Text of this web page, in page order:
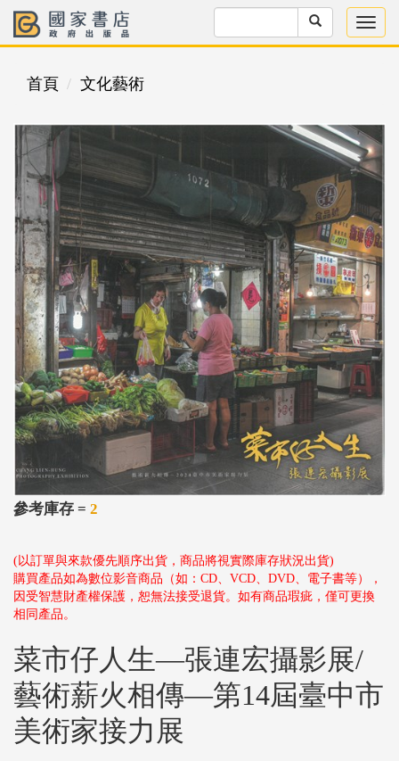
首頁 文化藝術
參考庫存 = 2
(以訂單與來款優先順序出貨，商品將視實際庫存狀況出貨)
購買產品如為數位影音商品（如：CD、VCD、DVD、電子書等），
因受智慧財產權保護，恕無法接受退貨。如有商品瑕疵，僅可更換
相同產品。
菜市仔人生—張連宏攝影展/
藝術薪火相傳—第14屆臺中市
美術家接力展